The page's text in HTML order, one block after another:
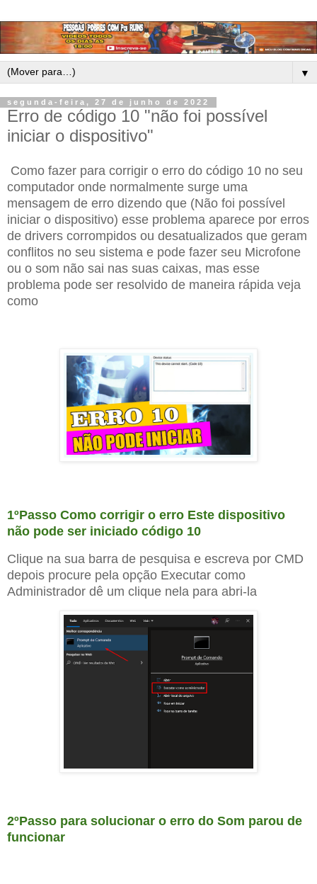
▼
segunda-feira, 27 de junho de 2022
Erro de código 10 "não foi possível
iniciar o dispositivo"
Como fazer para corrigir o erro do código 10 no seu
computador onde normalmente surge uma
mensagem de erro dizendo que (Não foi possível
iniciar o dispositivo) esse problema aparece por erros
de drivers corrompidos ou desatualizados que geram
conflitos no seu sistema e pode fazer seu Microfone
ou o som não sai nas suas caixas, mas esse
problema pode ser resolvido de maneira rápida veja
como
1ºPasso Como corrigir o erro Este dispositivo
não pode ser iniciado código 10
Clique na sua barra de pesquisa e escreva por CMD
depois procure pela opção Executar como
Administrador dê um clique nela para abri-la
2ºPasso para solucionar o erro do Som parou de
funcionar